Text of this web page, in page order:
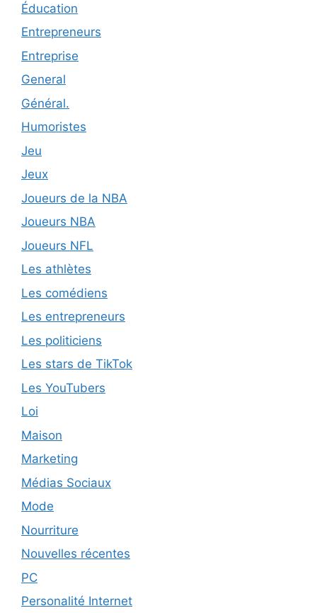
Éducation
Entrepreneurs
Entreprise
General
Général.
Humoristes
Jeu
Jeux
Joueurs de la NBA
Joueurs NBA
Joueurs NFL
Les athlètes
Les comédiens
Les entrepreneurs
Les politiciens
Les stars de TikTok
Les YouTubers
Loi
Maison
Marketing
Médias Sociaux
Mode
Nourriture
Nouvelles récentes
PC
Personalité Internet